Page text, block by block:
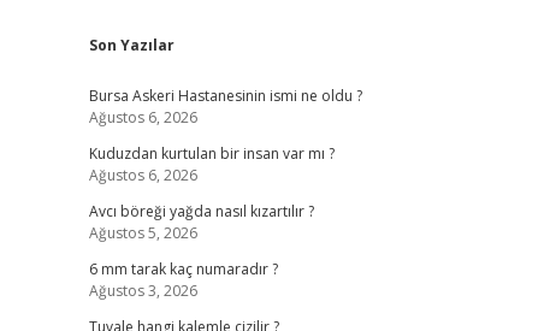
Sidebar
Son Yazılar
Bursa Askeri Hastanesinin ismi ne oldu ?
Ağustos 6, 2026
Kuduzdan kurtulan bir insan var mı ?
Ağustos 6, 2026
Avcı böreği yağda nasıl kızartılır ?
Ağustos 5, 2026
6 mm tarak kaç numaradır ?
Ağustos 3, 2026
Tuvale hangi kalemle çizilir ?